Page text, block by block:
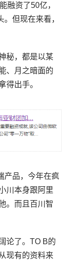
融资了50亿，
但现在来看，
秘，都是以某
、月之暗面的
得出手。
产品，今年在疯
川本身跟阿里
。而且百川智
论了。TO B的
现有的资料来